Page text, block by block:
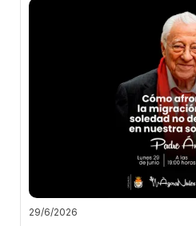
29/6/2026